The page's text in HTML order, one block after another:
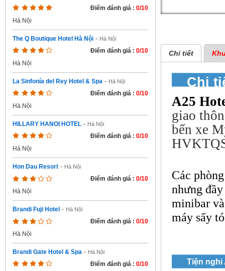
Điểm đánh giá : 0/10
Hà Nội
The Q Boutique Hotel Hà Nội - Hà Nội
Điểm đánh giá : 0/10
Hà Nội
La Sinfonía del Rey Hotel & Spa - Hà Nội
Điểm đánh giá : 0/10
Hà Nội
HILLARY HANOI HOTEL - Hà Nội
Điểm đánh giá : 0/10
Hà Nội
Hon Dau Resort - Hà Nội
Điểm đánh giá : 0/10
Hà Nội
Brandi Fuji Hotel - Hà Nội
Điểm đánh giá : 0/10
Hà Nội
Brandi Gate Hotel & Spa - Hà Nội
Điểm đánh giá : 0/10
Chi tiết
Chi
A25
giao
bến xe
Các
nhưng
minibar
máy sấy
Tiện nghi